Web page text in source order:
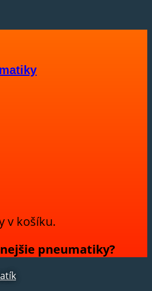
v košíku.
pneumatiky?